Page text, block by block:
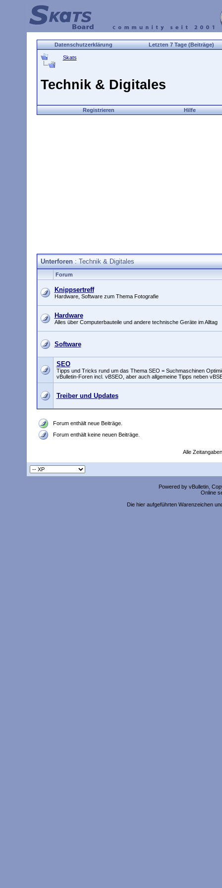
Datenschutzerklärung Letzten 7 Tage (Beiträge)
Skats
Technik & Digitales
Registrieren Hilfe
Unterforen: Technik & Digitales
Forum
Knippsertreff
Hardware, Software zum Thema Fotografie
Hardware
Alles über Computerbauteile und andere technische Geräte im Alltag
Software
SEO
Tipps und Tricks rund um das Thema SEO = Suchmaschinen
vBulletin-Foren incl. vBSEO, aber auch allgemeine Tipps neben
Treiber und Updates
Forum enthält neue Beiträge.
Forum enthält keine neuen Beiträge.
Alle
Powered by vBulletin,
Online
Die hier aufgeführten Warenzeichen